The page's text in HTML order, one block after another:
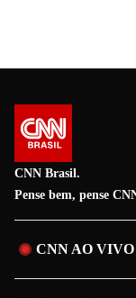
CNN Brasil.
Pense bem, pense
CNN AO VIVO